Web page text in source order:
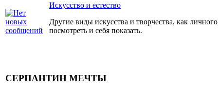
Искусство и естество
Другие виды искусства и творчества, как
посмотреть и себя показать.
СЕРПАНТИН МЕЧТЫ